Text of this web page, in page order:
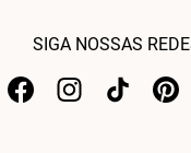
SIGA NOSSAS